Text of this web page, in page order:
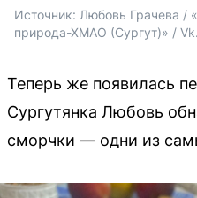
Источник: Любовь Грачева /
природа-ХМАО (Сургут)» /
Теперь же появилась
Сургутянка Любовь
сморчки — одни из